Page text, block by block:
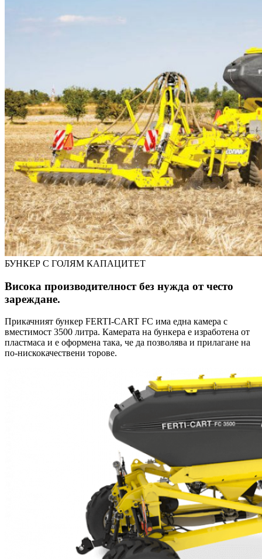
БУНКЕР С ГОЛЯМ КАПАЦИТЕТ
Висока производителност без нужда от често
зареждане.
Прикачният бункер FERTI-CART FC има една камера с
вместимост 3500 литра. Камерата на бункера е изработена от
пластмаса и е оформена така, че да позволява и прилагане на
по-нискокачествени торове.